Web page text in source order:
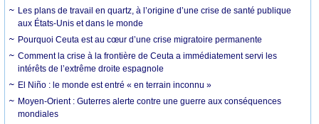
Les plans de travail en quartz, à l’origine d’une crise de santé publique
aux États-Unis et dans le monde
Pourquoi Ceuta est au cœur d’une crise migratoire permanente
Comment la crise à la frontière de Ceuta a immédiatement servi les
intérêts de l’extrême droite espagnole
El Niño : le monde est entré « en terrain inconnu »
Moyen-Orient : Guterres alerte contre une guerre aux conséquences
mondiales